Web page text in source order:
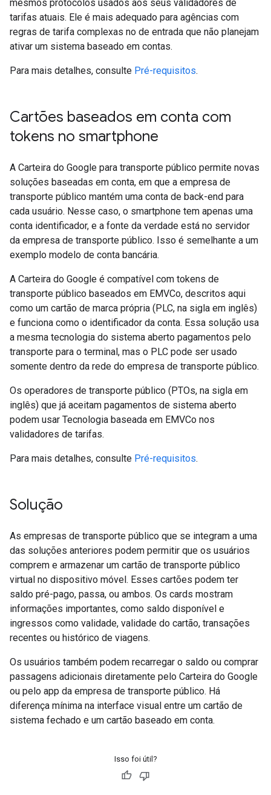
mesmos protocolos usados aos seus validadores de
tarifas atuais. Ele é mais adequado para agências com
regras de tarifa complexas no de entrada que não planejam
ativar um sistema baseado em contas.
Para mais detalhes, consulte Pré-requisitos.
Cartões baseados em conta com
tokens no smartphone
A Carteira do Google para transporte público permite novas
soluções baseadas em conta, em que a empresa de
transporte público mantém uma conta de back-end para
cada usuário. Nesse caso, o smartphone tem apenas uma
conta identificador, e a fonte da verdade está no servidor
da empresa de transporte público. Isso é semelhante a um
exemplo modelo de conta bancária.
A Carteira do Google é compatível com tokens de
transporte público baseados em EMVCo, descritos aqui
como um cartão de marca própria (PLC, na sigla em inglês)
e funciona como o identificador da conta. Essa solução usa
a mesma tecnologia do sistema aberto pagamentos pelo
transporte para o terminal, mas o PLC pode ser usado
somente dentro da rede do empresa de transporte público.
Os operadores de transporte público (PTOs, na sigla em
inglês) que já aceitam pagamentos de sistema aberto
podem usar Tecnologia baseada em EMVCo nos
validadores de tarifas.
Para mais detalhes, consulte Pré-requisitos.
Solução
As empresas de transporte público que se integram a uma
das soluções anteriores podem permitir que os usuários
comprem e armazenar um cartão de transporte público
virtual no dispositivo móvel. Esses cartões podem ter
saldo pré-pago, passa, ou ambos. Os cards mostram
informações importantes, como saldo disponível e
ingressos como validade, validade do cartão, transações
recentes ou histórico de viagens.
Os usuários também podem recarregar o saldo ou comprar
passagens adicionais diretamente pelo Carteira do Google
ou pelo app da empresa de transporte público. Há
diferença mínima na interface visual entre um cartão de
sistema fechado e um cartão baseado em conta.
Isso foi útil?